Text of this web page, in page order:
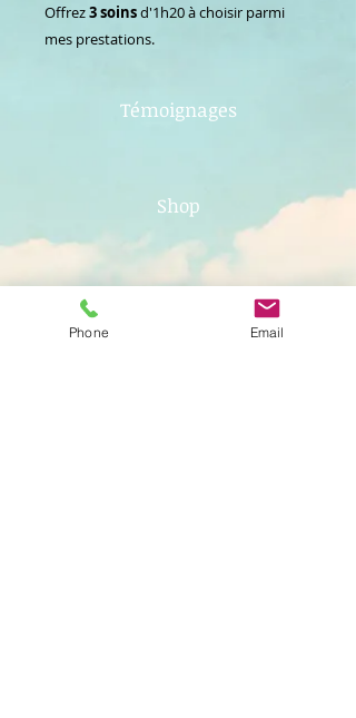
Offrez3 soinsd'1h20 à choisir parmi
mes prestations.
Témoignages
Shop
Liens
Phone Email